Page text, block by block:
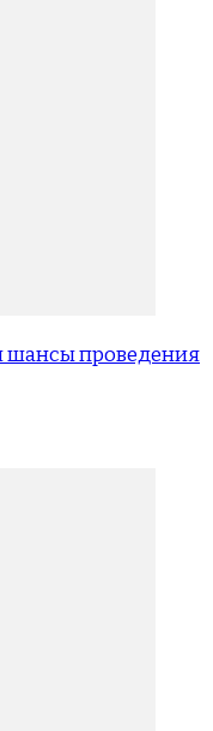
шансы проведения